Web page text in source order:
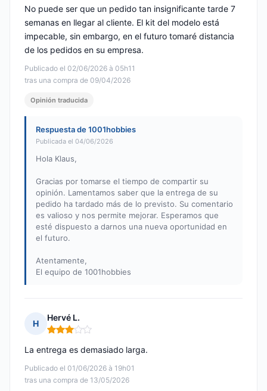
Publicado el 02/06/2026 à 05h11
tras una compra de 09/04/2026
No puede ser que un pedido tan insignificante tarde 7
semanas en llegar al cliente. El kit del modelo está
impecable, sin embargo, en el futuro tomaré distancia
de los pedidos en su empresa.
Opinión traducida
Respuesta de 1001hobbies
Publicada el 04/06/2026
Hola Klaus,
Gracias por tomarse el tiempo de compartir su
opinión. Lamentamos saber que la entrega de su
pedido ha tardado más de lo previsto. Su comentario
es valioso y nos permite mejorar. Esperamos que
esté dispuesto a darnos una nueva oportunidad en
el futuro.
Atentamente,
El equipo de 1001hobbies
H
Hervé L.
Nota: 3 de 5
Publicado el 01/06/2026 à 19h01
tras una compra de 13/05/2026
La entrega es demasiado larga.